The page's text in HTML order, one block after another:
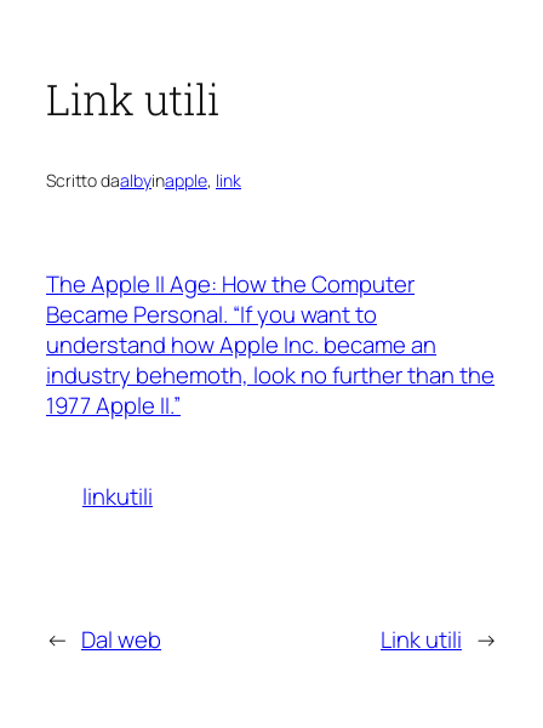
Link utili
Scritto daalbyinapple, link
The Apple II Age: How the Computer
Became Personal. “If you want to
understand how Apple Inc. became an
industry behemoth, look no further than the
1977 Apple II.”
linkutili
← Dal web Link utili →